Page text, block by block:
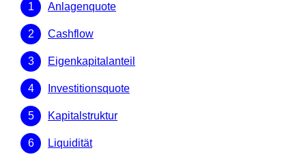
Anlagenquote
Cashflow
Eigenkapitalanteil
Investitionsquote
Kapitalstruktur
Liquidität